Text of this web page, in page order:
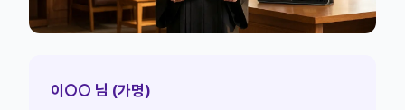
이○○ 님 (가명)